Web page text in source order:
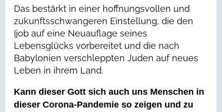
Das bestärkt in einer hoffnungsvollen und
zukunftsschwangeren Einstellung, die den
Ijob auf eine Neuauflage seines
Lebensglücks vorbereitet und die nach
Babylonien verschleppten Juden auf neues
Leben in ihrem Land.
Kann dieser Gott sich auch uns Menschen in
dieser Corona-Pandemie so zeigen und zu